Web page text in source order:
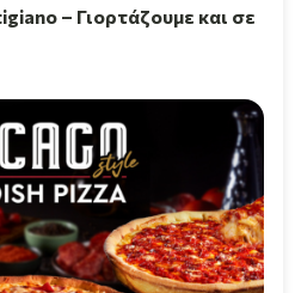
– Γιορτάζουμε και σε